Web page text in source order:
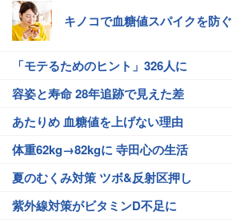
キノコで血糖値スパイクを防ぐ
「モテるためのヒント」326人に
容姿と寿命 28年追跡で見えた差
あたりめ 血糖値を上げない理由
体重62kg→82kgに 寺田心の生活
夏のむくみ対策 ツボ&反射区押し
紫外線対策がビタミンD不足に